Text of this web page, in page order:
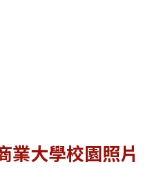
業大學校園照片